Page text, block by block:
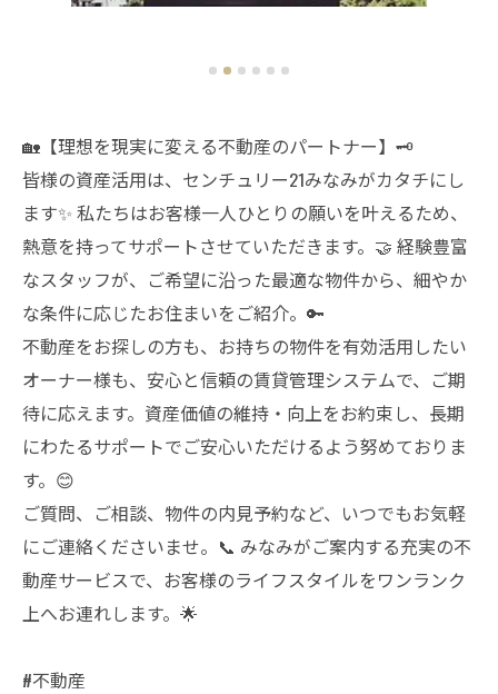
🏡【理想を現実に変える不動産のパートナー】🗝️
皆様の資産活用は、センチュリー21みなみがカタチにし
ます✨ 私たちはお客様一人ひとりの願いを叶えるため、
熱意を持ってサポートさせていただきます。🤝 経験豊富
なスタッフが、ご希望に沿った最適な物件から、細やか
な条件に応じたお住まいをご紹介。🔑
不動産をお探しの方も、お持ちの物件を有効活用したい
オーナー様も、安心と信頼の賃貸管理システムで、ご期
待に応えます。資産価値の維持・向上をお約束し、長期
にわたるサポートでご安心いただけるよう努めておりま
す。😊
ご質問、ご相談、物件の内見予約など、いつでもお気軽
にご連絡くださいませ。📞 みなみがご案内する充実の不
動産サービスで、お客様のライフスタイルをワンランク
上へお連れします。🌟
#不動産